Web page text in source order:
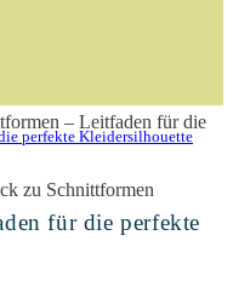
perfekte Kleidersilhouette
zu Schnittformen
für die perfekte